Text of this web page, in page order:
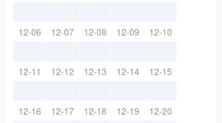
12-06 12-07 12-08 12-09 12-10
12-11 12-12 12-13 12-14 12-15
12-16 12-17 12-18 12-19 12-20